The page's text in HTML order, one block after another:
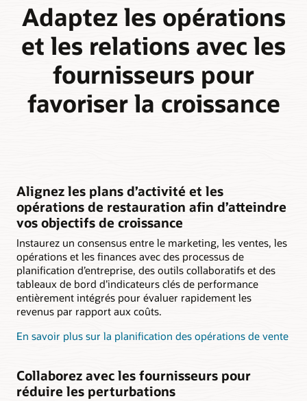
Adaptez les opérations
et les relations avec les
fournisseurs pour
favoriser la croissance
Alignez les plans d’activité et les
opérations de restauration afin d’atteindre
vos objectifs de croissance
Instaurez un consensus entre le marketing, les ventes, les
opérations et les finances avec des processus de
planification d’entreprise, des outils collaboratifs et des
tableaux de bord d’indicateurs clés de performance
entièrement intégrés pour évaluer rapidement les
revenus par rapport aux coûts.
En savoir plus sur la planification des opérations de vente
Collaborez avec les fournisseurs pour
réduire les perturbations